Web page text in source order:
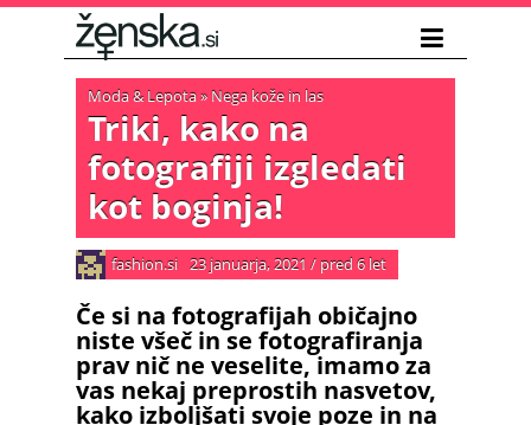
Moda & Lepota» Nega kože in las
Triki, kako na
fotografiji izgledati
kot boginja!
fashion.si 23 januarja, 2021 / pred 6 let
Če si na fotografijah običajno
niste všeč in se fotografiranja
prav nič ne veselite, imamo za
vas nekaj preprostih nasvetov,
kako izboljšati svoje poze in na